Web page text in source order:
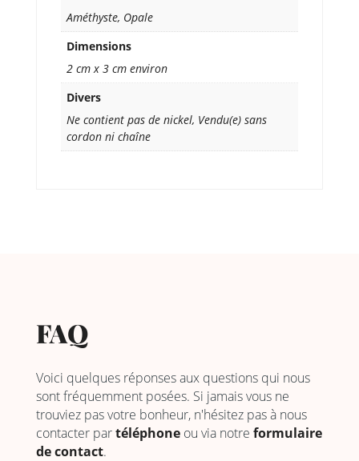
Améthyste, Opale
Dimensions
2 cm x 3 cm environ
Divers
Ne contient pas de nickel, Vendu(e) sans
cordon ni chaîne
FAQ
Voici quelques réponses aux questions qui nous
sont fréquemment posées. Si jamais vous ne
trouviez pas votre bonheur, n'hésitez pas à nous
contacter partéléphoneou via notre formulaire
de contact.